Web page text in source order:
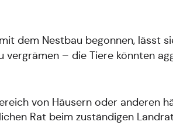
dem Nestbau begonnen, lässt
vergrämen – die Tiere könnten
von Häusern oder anderen
Rat beim zuständigen